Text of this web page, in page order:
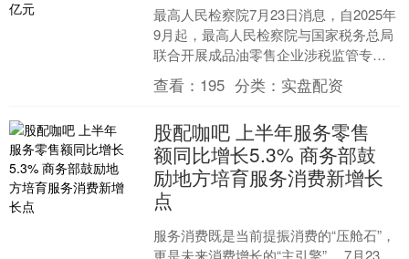
最高人民检察院7月23日消息，自2025年
9月起，最高人民检察院与国家税务总局
联合开展成品油零售企业涉税监管专项
行动。截至2026年6月15日，办理成品油
涉税公....
查看： 195 分类： 实盘配资
股配咖吧 上半年服务零售
额同比增长5.3% 商务部鼓
励地方培育服务消费新增长
点
服务消费既是当前提振消费的“压舱石”，
更是未来消费增长的“主引擎”。 7月23